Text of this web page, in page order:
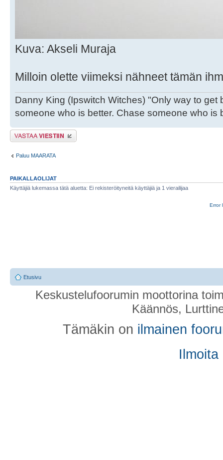
Kuva: Akseli Muraja
Milloin olette viimeksi nähneet tämän
Danny King (Ipswitch Witches) "Only way to get
someone who is better. Chase someone who is
Lähetä vastaus
Paluu MAARATA
PAIKALLAOLIJAT
Käyttäjiä lukemassa tätä aluetta: Ei rekisteröityneitä käyttäjiä ja 1 vierailijaa
Error
Etusivu
Keskustelufoorumin moottorina
Käännös,
Tämäkin on ilmainen